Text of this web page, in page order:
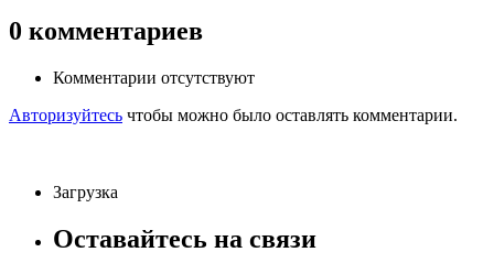
0 комментариев
Комментарии отсутствуют
Авторизуйтесь чтобы можно было оставлять комментарии.
Загрузка
Оставайтесь на связи